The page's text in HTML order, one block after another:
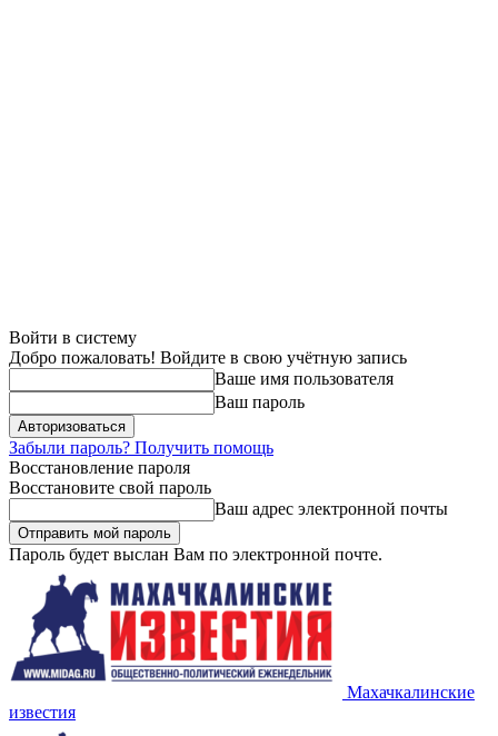
Войти в систему
Добро пожаловать! Войдите в свою учётную запись
Ваше имя пользователя
Ваш пароль
Забыли пароль? Получить помощь
Восстановление пароля
Восстановите свой пароль
Ваш адрес электронной почты
Пароль будет выслан Вам по электронной почте.
Махачкалинские
известия